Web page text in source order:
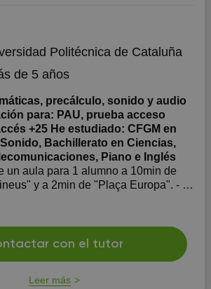
Politécnica de Cataluña
de 5 años
precálculo, sonido y audio
CFGM en
Bachillerato en Ciencias,
Piano e Inglés
un aula para 1 alumno a 10min de
y a 2min de "Plaça Europa". - El
puede ser tanto en catalán como
de refuerzo escolar desde primaria
hasta personas adultas. - Estudiante de ...
con el tutor
Leer más